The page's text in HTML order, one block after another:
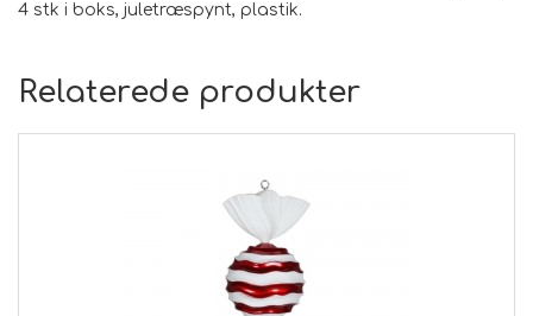
4 stk i boks, juletræspynt, plastik.
Relaterede produkter